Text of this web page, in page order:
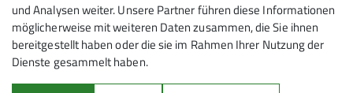
schöne Wanderung nicht nehmen lassen wollten. Der
abwechslungsreiche - und bei gutem Wetter eigentlich
aussichtsreiche Weg - führte unsere kleine Gruppe
zunächst entlang der beiden Bergrücken oberhalb der
Bischofsstadt, vorbei an der Willibaldsburg und der
und Analysen weiter. Unsere Partner führen diese Informationen
möglicherweise mit weiteren Daten zusammen, die Sie ihnen
bereitgestellt haben oder die sie im Rahmen Ihrer Nutzung der
Dienste gesammelt haben.